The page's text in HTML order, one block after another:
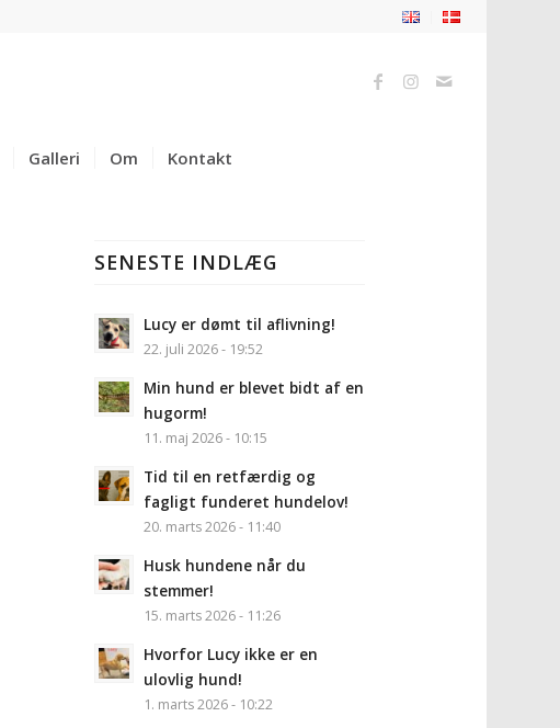
Galleri Om Kontakt
SENESTE INDLÆG
Lucy er dømt til aflivning!
22. juli 2026 - 19:52
Min hund er blevet bidt af en
hugorm!
11. maj 2026 - 10:15
Tid til en retfærdig og
fagligt funderet hundelov!
20. marts 2026 - 11:40
Husk hundene når du
stemmer!
15. marts 2026 - 11:26
Hvorfor Lucy ikke er en
ulovlig hund!
1. marts 2026 - 10:22